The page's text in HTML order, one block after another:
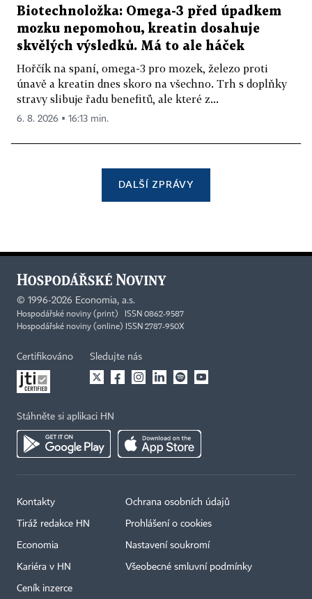
Biotechnoložka: Omega-3 před úpadkem
mozku nepomohou, kreatin dosahuje
skvělých výsledků. Má to ale háček
Hořčík na spaní, omega-3 pro mozek, železo proti
únavě a kreatin dnes skoro na všechno. Trh s doplňky
stravy slibuje řadu benefitů, ale které z...
6. 8. 2026 ▪ 16:13 min.
DALŠÍ ZPRÁVY
© 1996-2026 Economia, a.s.
Hospodářské noviny (print) ISSN 0862-9587
Hospodářské noviny (online) ISSN 2787-950X
Certifikováno Sledujte nás
Stáhněte si aplikaci HN
Kontakty
Tiráž redakce HN
Economia
Kariéra v HN
Ceník inzerce
Ochrana osobních údajů
Prohlášení o cookies
Nastavení soukromí
Všeobecné smluvní podmínky